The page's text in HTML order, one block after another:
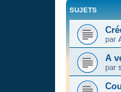
SUJETS
par
A
par